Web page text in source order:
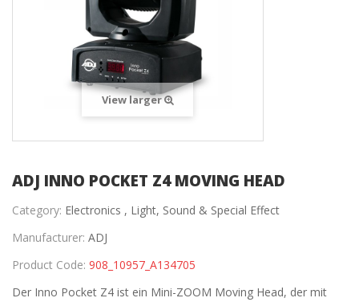
View larger
ADJ INNO POCKET Z4 MOVING HEAD
Category: Electronics , Light, Sound & Special Effect
Manufacturer: ADJ
Product Code: 908_10957_A134705
Der Inno Pocket Z4 ist ein Mini-ZOOM Moving Head, der mit